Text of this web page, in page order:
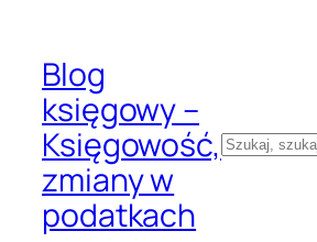
treściBlog
księgowy –
Księgowość,
zmiany w
podatkach
Szukaj